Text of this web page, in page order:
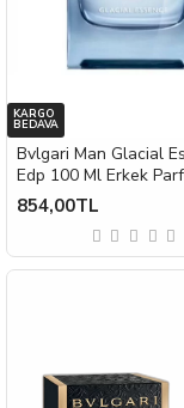
KARGO
BEDAVA
Bvlgari Man Glacial
Edp 100 Ml Erkek
854,00TL